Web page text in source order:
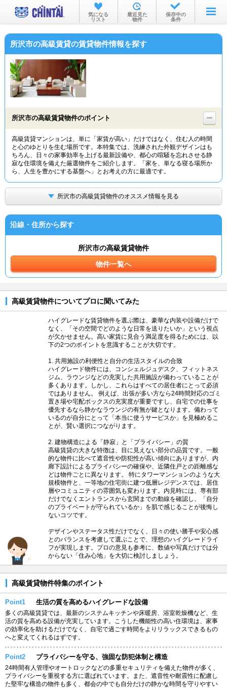
お部屋を探す
沿線・駅から
物件特集から
TOP
気になる
リスト
最近見た
物件
保存中の
条件
所沢市の高級賃貸の賃貸物件情報を探す
所沢市の高級賃貸物件のポイント
高級賃貸マンションは、単に「家賃が高い」だけではなく、住む人の時間
と心のゆとりを生む場所です。本特集では、洗練された外観デザインはも
ちろん、日々の家事効率を上げる最新設備や、都心の喧騒を忘れさせる静
寂な住環境を備えた厳選物件をご紹介します。「家を、単なる寝る場所か
ら、人生を豊かにする基盤へ」とお考えの方に最適です。
所沢市の高級賃貸物件のオススメ情報を見る
沿線・住所から探す
所沢市の高級賃貸物件
物件一覧へ
高級賃貸物件についてプロに聞いてみた
ハイグレードな賃貸物件を選ぶ際は、豪華な内装や設備だけで
なく、「その空間でどのような日常を送りたいか」という視点
が欠かせません。高い家賃に見合う満足度を得るためには、以
下の2つのポイントを意識することが大切です。
1. 共用施設の利便性と自分の生活スタイルの合致
ハイグレード物件には、コンシェルジュデスク、フィットネス
ジム、ラウンジなどの充実した共用施設が備わっていることが
多くあります。しかし、これらはすべての居住者にとって必須
ではありません。 例えば、出張が多い方なら24時間対応のゴミ
置き場や宅配ボックスの充実度が重要ですし、自宅での仕事を
優先するなら静かなラウンジの有無が鍵となります。備わって
いるのが自分にとって「本当に使うサービスか」を見極めるこ
とが、賢い選択につながります。
2. 建物構造による「静寂」と「プライバシー」の質
高級賃貸の大きな特徴は、目に見えない部分の品質です。一般
的な物件に比べて遮音性や防犯性が高い傾向にありますが、内
廊下設計によるプライバシーの確保や、近隣住戸との距離感な
どは物件ごとに異なります。 特にタワーマンションのような大
規模物件と、一等地の住宅街に建つ低層レジデンスでは、居住
層やコミュニティの雰囲気も変わります。内見時には、専有部
だけでなくエントランスから玄関までの動線を確認し、「自分
のプライベートが守られているか」を肌で感じることが後悔し
ないコツです。
デザインやステータス性だけでなく、日々の使い勝手や安心感
とのバランスを考慮して選ぶことで、理想のハイグレードライ
フが実現します。プロの意見も参考に、数値や写真だけでは分
からない「住み心地」を大切に検討しましょう。
高級賃貸物件特集のポイント
Point1 生活の質を高めるハイグレードな設備
多くの高級賃貸では、最新のシステムキッチンや床暖房、浴室乾燥機など、生
活の質を高める設備が充実しています。こうした機能性の高い住環境は、家事
の効率化を助けるだけでなく、自宅で過ごす時間をよりリラックスできるもの
へと変えてくれるはずです。
Point2 プライバシーを守る、強固な防犯体制と構造
24時間有人管理やオートロックなどの多重セキュリティを備えた物件が多く、
プライバシーを重視する方に選ばれています。また、遮音性や耐震性に配慮し
た堅牢な構造の物件も多く、都会の中でも自分だけの静かな時間を守りやすい